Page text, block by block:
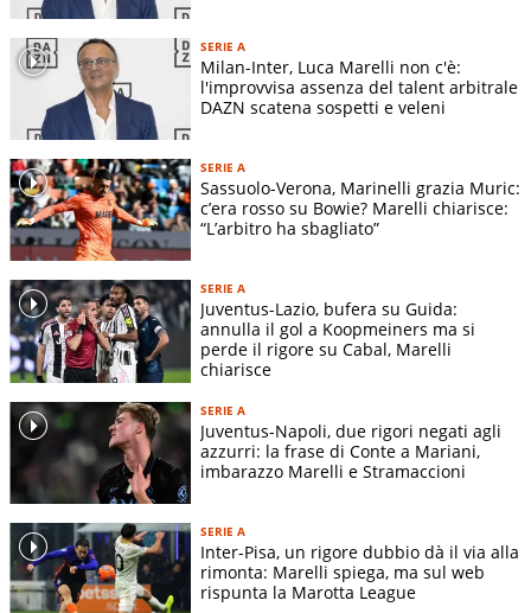
SERIE A
Milan-Inter, Luca Marelli non c'è:
l'improvvisa assenza del talent arbitrale
DAZN scatena sospetti e veleni
SERIE A
Sassuolo-Verona, Marinelli grazia Muric:
c’era rosso su Bowie? Marelli chiarisce:
“L’arbitro ha sbagliato”
SERIE A
Juventus-Lazio, bufera su Guida:
annulla il gol a Koopmeiners ma si
perde il rigore su Cabal, Marelli
chiarisce
SERIE A
Juventus-Napoli, due rigori negati agli
azzurri: la frase di Conte a Mariani,
imbarazzo Marelli e Stramaccioni
SERIE A
Inter-Pisa, un rigore dubbio dà il via alla
rimonta: Marelli spiega, ma sul web
rispunta la Marotta League